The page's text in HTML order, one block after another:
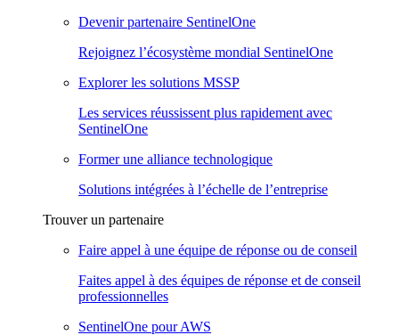
Devenir partenaire SentinelOne
Rejoignez l’écosystème mondial SentinelOne
Explorer les solutions MSSP
Les services réussissent plus rapidement avec
SentinelOne
Former une alliance technologique
Solutions intégrées à l’échelle de l’entreprise
Trouver un partenaire
Faire appel à une équipe de réponse ou de conseil
Faites appel à des équipes de réponse et de conseil
professionnelles
SentinelOne pour AWS